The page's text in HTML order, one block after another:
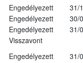
Engedélyezett
31/
Engedélyezett
30/
Engedélyezett
31/
Visszavont
Engedélyezett
31/